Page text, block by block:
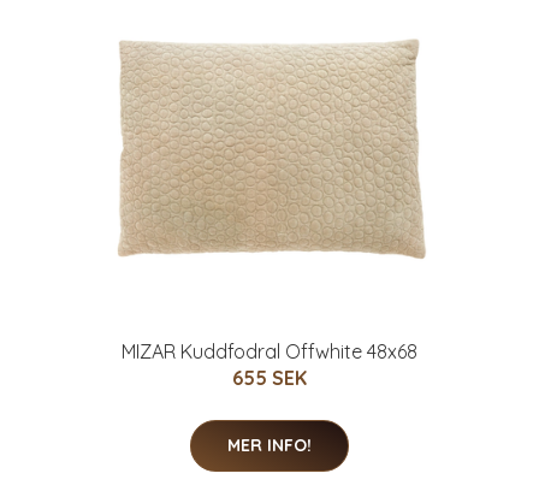
MIZAR Kuddfodral Offwhite 48x68
655 SEK
MER INFO!